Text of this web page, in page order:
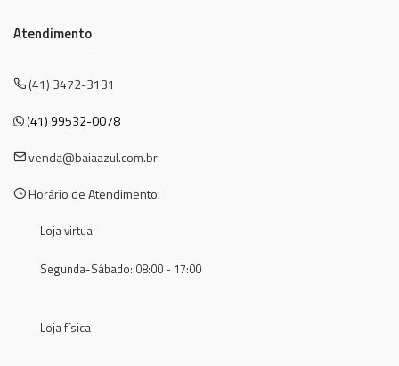
Atendimento
(41) 3472-3131
(41) 99532-0078
venda@baiaazul.com.br
Horário de Atendimento:
Loja virtual
Segunda-Sábado: 08:00 - 17:00
Loja física